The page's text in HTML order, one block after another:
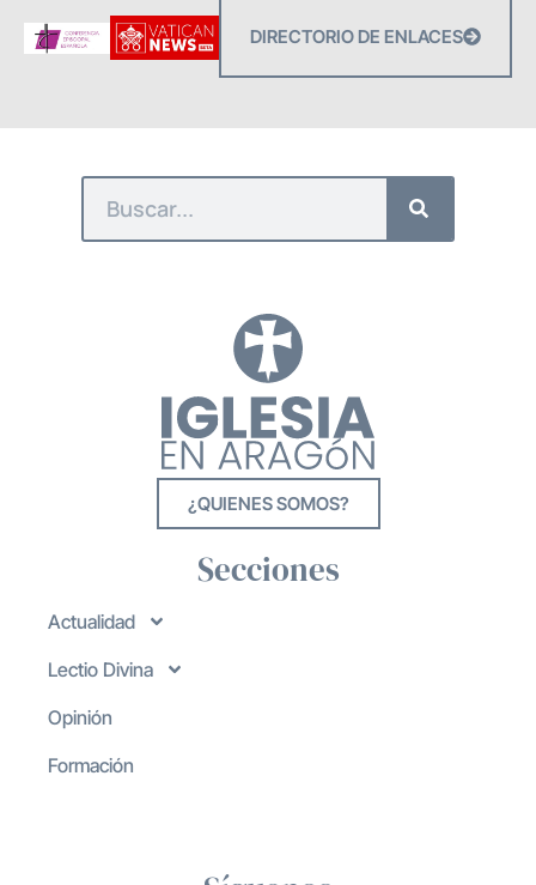
DIRECTORIO DE ENLACES
¿QUIENES SOMOS?
Secciones
Actualidad
Lectio Divina
Opinión
Formación